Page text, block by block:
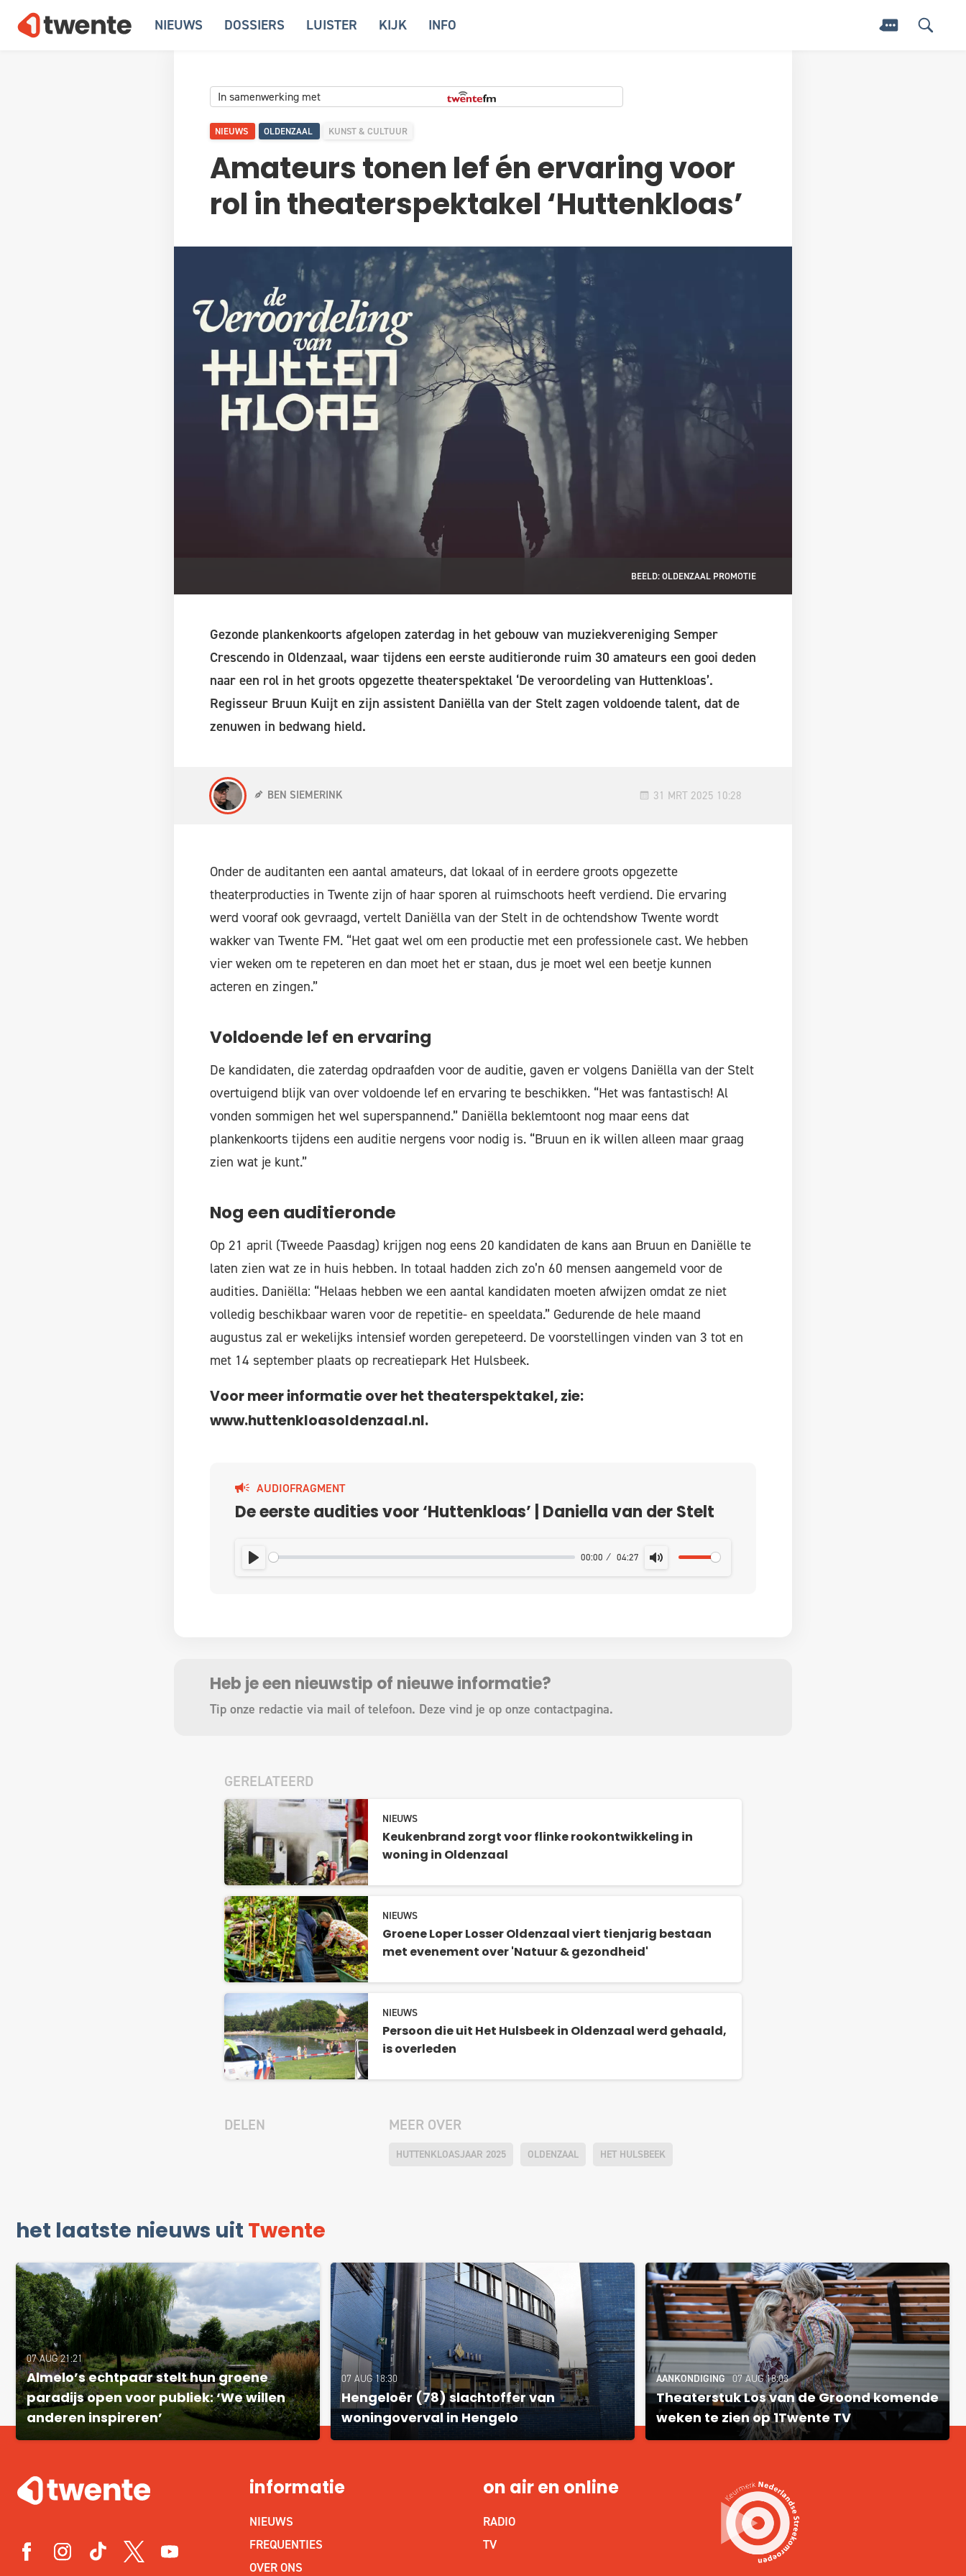
NIEUWS DOSSIERS LUISTER KIJK INFO
In samenwerking met
NIEUWS OLDENZAAL KUNST & CULTUUR
Amateurs tonen lef én ervaring voor
rol in theaterspektakel ‘Huttenkloas’
BEELD: OLDENZAAL PROMOTIE
Gezonde plankenkoorts afgelopen zaterdag in het gebouw van muziekvereniging Semper
Crescendo in Oldenzaal, waar tijdens een eerste auditieronde ruim 30 amateurs een gooi deden
naar een rol in het groots opgezette theaterspektakel ‘De veroordeling van Huttenkloas’.
Regisseur Bruun Kuijt en zijn assistent Daniëlla van der Stelt zagen voldoende talent, dat de
zenuwen in bedwang hield.
BEN SIEMERINK 31 MRT 2025 10:28
Onder de auditanten een aantal amateurs, dat lokaal of in eerdere groots opgezette
theaterproducties in Twente zijn of haar sporen al ruimschoots heeft verdiend. Die ervaring
werd vooraf ook gevraagd, vertelt Daniëlla van der Stelt in de ochtendshow Twente wordt
wakker van Twente FM. “Het gaat wel om een productie met een professionele cast. We hebben
vier weken om te repeteren en dan moet het er staan, dus je moet wel een beetje kunnen
acteren en zingen.”
Voldoende lef en ervaring
De kandidaten, die zaterdag opdraafden voor de auditie, gaven er volgens Daniëlla van der Stelt
overtuigend blijk van over voldoende lef en ervaring te beschikken. “Het was fantastisch! Al
vonden sommigen het wel superspannend.” Daniëlla beklemtoont nog maar eens dat
plankenkoorts tijdens een auditie nergens voor nodig is. “Bruun en ik willen alleen maar graag
zien wat je kunt.”
Nog een auditieronde
Op 21 april (Tweede Paasdag) krijgen nog eens 20 kandidaten de kans aan Bruun en Daniëlle te
laten zien wat ze in huis hebben. In totaal hadden zich zo’n 60 mensen aangemeld voor de
audities. Daniëlla: “Helaas hebben we een aantal kandidaten moeten afwijzen omdat ze niet
volledig beschikbaar waren voor de repetitie- en speeldata.” Gedurende de hele maand
augustus zal er wekelijks intensief worden gerepeteerd. De voorstellingen vinden van 3 tot en
met 14 september plaats op recreatiepark Het Hulsbeek.
Voor meer informatie over het theaterspektakel, zie:
www.huttenkloasoldenzaal.nl.
AUDIOFRAGMENT
De eerste audities voor ‘Huttenkloas’ | Daniella van der Stelt
PLAY 00:00 04:27 MUTE
Heb je een nieuwstip of nieuwe informatie?
Tip onze redactie via mail of telefoon. Deze vind je op onze contactpagina.
GERELATEERD
NIEUWS
Keukenbrand zorgt voor flinke rookontwikkeling in
woning in Oldenzaal
NIEUWS
Groene Loper Losser Oldenzaal viert tienjarig bestaan
met evenement over 'Natuur & gezondheid'
NIEUWS
Persoon die uit Het Hulsbeek in Oldenzaal werd gehaald,
is overleden
DELEN MEER OVER
HUTTENKLOASJAAR 2025 OLDENZAAL HET HULSBEEK
het laatste nieuws uit Twente
07 AUG 21:21
Almelo’s echtpaar stelt hun groene
paradijs open voor publiek: ‘We willen
anderen inspireren’
07 AUG 18:30
Hengeloër (78) slachtoffer van
woningoverval in Hengelo
AANKONDIGING 07 AUG 18:03
Theaterstuk Los van de Groond komende
weken te zien op 1Twente TV
informatie
NIEUWS
FREQUENTIES
OVER ONS
on air en online
RADIO
TV